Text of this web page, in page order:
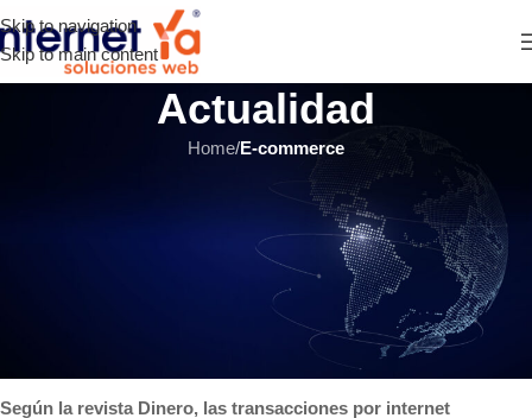
Skip to navigation
Skip to main content
Actualidad
Home/E-commerce
HOSTING Y SERVIDORES
Comercio electrónico en
Colombia: ¿Realmente está en
su mejor momento?
INTERNET YA Soluciones Webel 20 junio, 2016
Según la revista Dinero, las transacciones por internet